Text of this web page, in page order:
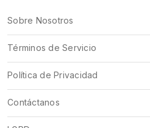
Sobre Nosotros
Términos de Servicio
Política de Privacidad
Contáctanos